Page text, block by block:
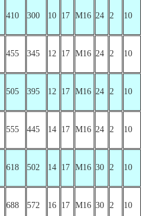
410 300 10 17 M16 24 2
10
455 345 12 17 M16 24 2
10
505 395 12 17 M16 24 2
10
555 445 14 17 M16 24 2
10
618 502 14 17 M16 30 2
10
688 572 16 17 M16 30 2
10